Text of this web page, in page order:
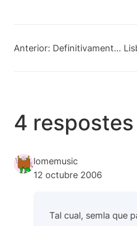
Anterior: Definitivament…
4
lomemusic
12 octubre 2006
Tal cual, semla que